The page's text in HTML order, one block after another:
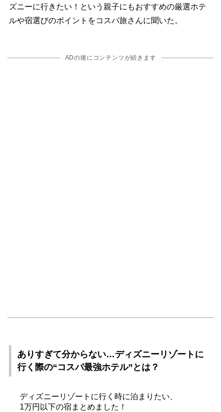
ズニーに行きたい！という親子にもおすすめの厳選ホテ
ルや宿選びのポイントをコスパ旅さんに聞いた。
ADの後にコンテンツが続きます
ありすぎて分からない…ディズニーリゾートに
行く際の“コスパ最強ホテル”とは？
ディズニーリゾートに行く時に泊まりたい、
1万円以下の宿まとめました！